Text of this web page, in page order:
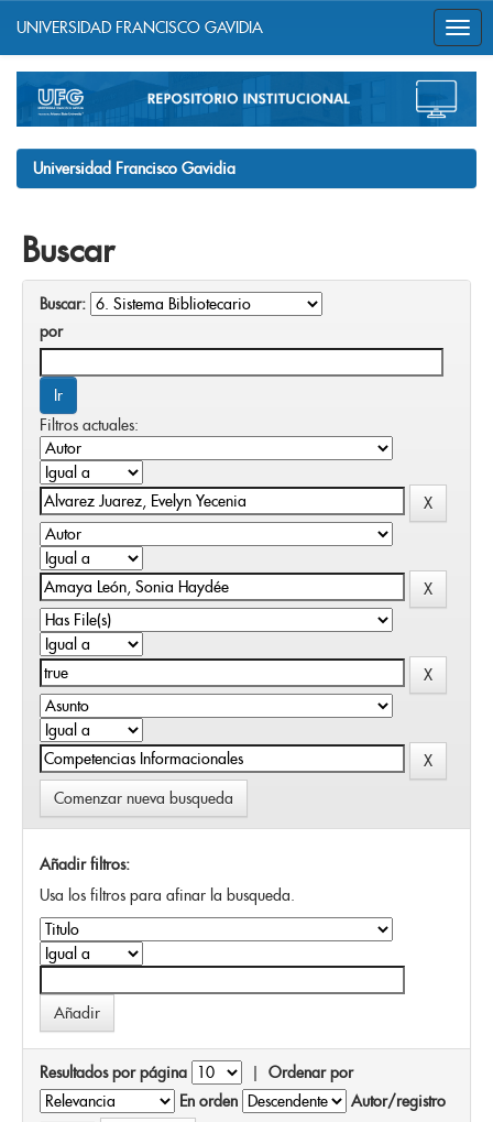
navigation
UNIVERSIDAD FRANCISCO GAVIDIA
Universidad Francisco Gavidia
Buscar
Buscar:
por
Filtros actuales:
Comenzar nueva busqueda
Añadir filtros:
Usa los filtros para afinar la busqueda.
Resultados por página | Ordenar por
En orden
Autor/registro